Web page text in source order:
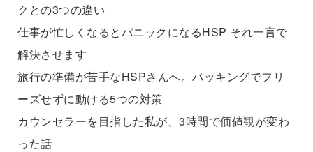
クとの3つの違い
仕事が忙しくなるとパニックになるHSP それ一言で
解決させます
旅行の準備が苦手なHSPさんへ。パッキングでフリ
ーズせずに動ける5つの対策
カウンセラーを目指した私が、3時間で価値観が変わ
った話